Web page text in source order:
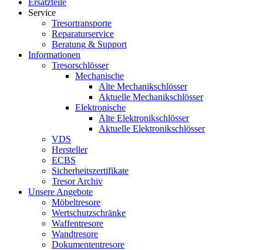
Ersatzteile
Service
Tresortransporte
Reparaturservice
Beratung & Support
Informationen
Tresorschlösser
Mechanische
Alte Mechanikschlösser
Aktuelle Mechanikschlösser
Elektronische
Alte Elektronikschlösser
Aktuelle Elektronikschlösser
VDS
Hersteller
ECBS
Sicherheitszertifikate
Tresor Archiv
Unsere Angebote
Möbeltresore
Wertschutzschränke
Waffentresore
Wandtresore
Dokumententresore